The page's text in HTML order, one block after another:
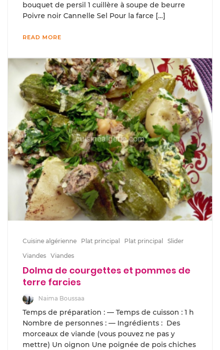
bouquet de persil 1 cuillère à soupe de beurre
Poivre noir Cannelle Sel Pour la farce […]
READ MORE
Cuisine algérienne Plat principal Plat principal
Slider
Viandes Viandes
Dolma de courgettes et pommes de
terre farcies
Naima Boussaa
Temps de préparation : — Temps de cuisson : 1 h
Nombre de personnes : — Ingrédients : Des
morceaux de viande (vous pouvez ne pas y
mettre) Un oignon Une poignée de pois chiches